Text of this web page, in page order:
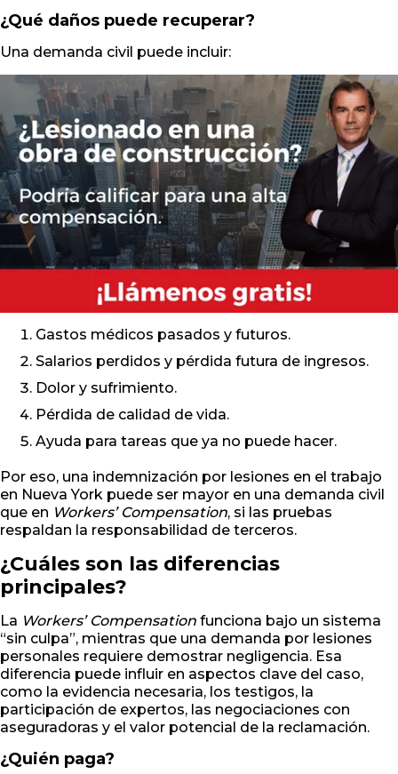
¿Qué daños puede recuperar?
Una demanda civil puede incluir:
Gastos médicos pasados y futuros.
Salarios perdidos y pérdida futura de ingresos.
Dolor y sufrimiento.
Pérdida de calidad de vida.
Ayuda para tareas que ya no puede hacer.
Por eso, una indemnización por lesiones en el trabajo
en Nueva York puede ser mayor en una demanda civil
que en Workers’ Compensation, si las pruebas
respaldan la responsabilidad de terceros.
¿Cuáles son las diferencias
principales?
La Workers’ Compensation funciona bajo un sistema
“sin culpa”, mientras que una demanda por lesiones
personales requiere demostrar negligencia. Esa
diferencia puede influir en aspectos clave del caso,
como la evidencia necesaria, los testigos, la
participación de expertos, las negociaciones con
aseguradoras y el valor potencial de la reclamación.
¿Quién paga?